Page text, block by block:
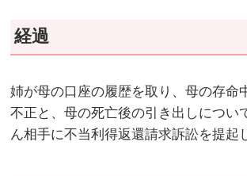
経過
姉が母の口座の履歴を取り、母の存命
不正と、母の死亡後の引き出しについ
ん相手に不当利得返還請求訴訟を提起